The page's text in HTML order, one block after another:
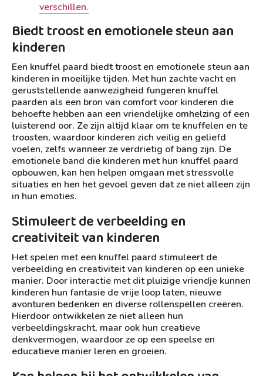
verschillen.
Biedt troost en emotionele steun aan
kinderen
Een knuffel paard biedt troost en emotionele steun aan
kinderen in moeilijke tijden. Met hun zachte vacht en
geruststellende aanwezigheid fungeren knuffel
paarden als een bron van comfort voor kinderen die
behoefte hebben aan een vriendelijke omhelzing of een
luisterend oor. Ze zijn altijd klaar om te knuffelen en te
troosten, waardoor kinderen zich veilig en geliefd
voelen, zelfs wanneer ze verdrietig of bang zijn. De
emotionele band die kinderen met hun knuffel paard
opbouwen, kan hen helpen omgaan met stressvolle
situaties en hen het gevoel geven dat ze niet alleen zijn
in hun emoties.
Stimuleert de verbeelding en
creativiteit van kinderen
Het spelen met een knuffel paard stimuleert de
verbeelding en creativiteit van kinderen op een unieke
manier. Door interactie met dit pluizige vriendje kunnen
kinderen hun fantasie de vrije loop laten, nieuwe
avonturen bedenken en diverse rollenspellen creëren.
Hierdoor ontwikkelen ze niet alleen hun
verbeeldingskracht, maar ook hun creatieve
denkvermogen, waardoor ze op een speelse en
educatieve manier leren en groeien.